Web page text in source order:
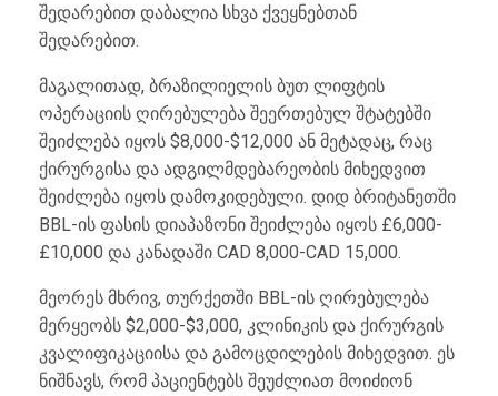
შედარებით დაბალია სხვა ქვეყნებთან
შედარებით.
მაგალითად, ბრაზილიელის ბუთ ლიფტის
ოპერაციის ღირებულება შეერთებულ შტატებში
შეიძლება იყოს $8,000-$12,000 ან მეტადაც, რაც
ქირურგისა და ადგილმდებარეობის მიხედვით
შეიძლება იყოს დამოკიდებული. დიდ ბრიტანეთში
BBL-ის ფასის დიაპაზონი შეიძლება იყოს £6,000-
£10,000 და კანადაში CAD 8,000-CAD 15,000.
მეორეს მხრივ, თურქეთში BBL-ის ღირებულება
მერყეობს $2,000-$3,000, კლინიკის და ქირურგის
კვალიფიკაციისა და გამოცდილების მიხედვით. ეს
ნიშნავს, რომ პაციენტებს შეუძლიათ მოიძიონ